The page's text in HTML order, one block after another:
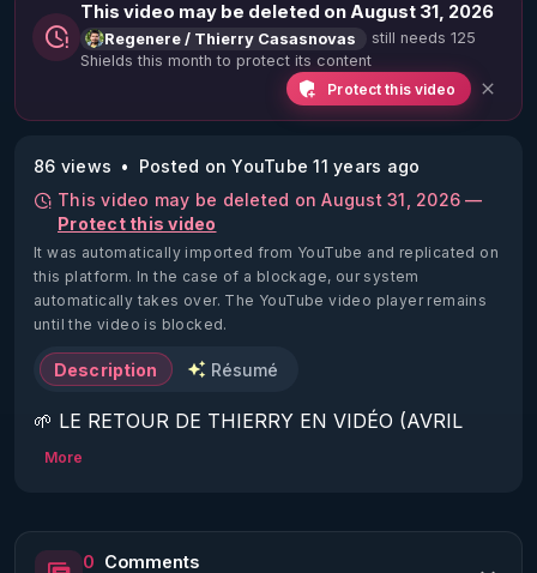
This video may be deleted on August 31, 2026
Regenere / Thierry Casasnovas
still needs 125
Shields this month to protect its content
Protect this video
86 views
Posted on YouTube 11 years ago
This video may be deleted on August 31, 2026 —
Protect this video
It was automatically imported from YouTube and replicated on
this platform. In the case of a blockage, our system
automatically takes over. The YouTube video player remains
until the video is blocked.
Description Résumé
🌱 LE RETOUR DE THIERRY EN VIDÉO (AVRIL
2022)!
https://www.rgnr.fr/presentation.html
More
0 Comments